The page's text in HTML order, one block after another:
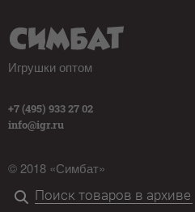
Игрушки оптом
+7 (495) 933 27 02
info@igr.ru
© 2018 «Симбат»